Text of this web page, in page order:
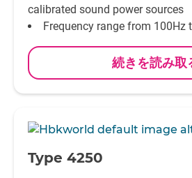
calibrated sound power sources
Frequency range from 100Hz
Sound power output 91 dB re
50 Hz line frequency) and 95 dB
weighted, 60 Hz line frequency)
Temperature range –10°C to
続きを読み取
-
Type 4250